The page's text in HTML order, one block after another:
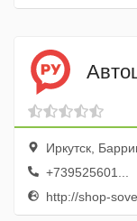
Иркутск,
+739525601...
http://shop-